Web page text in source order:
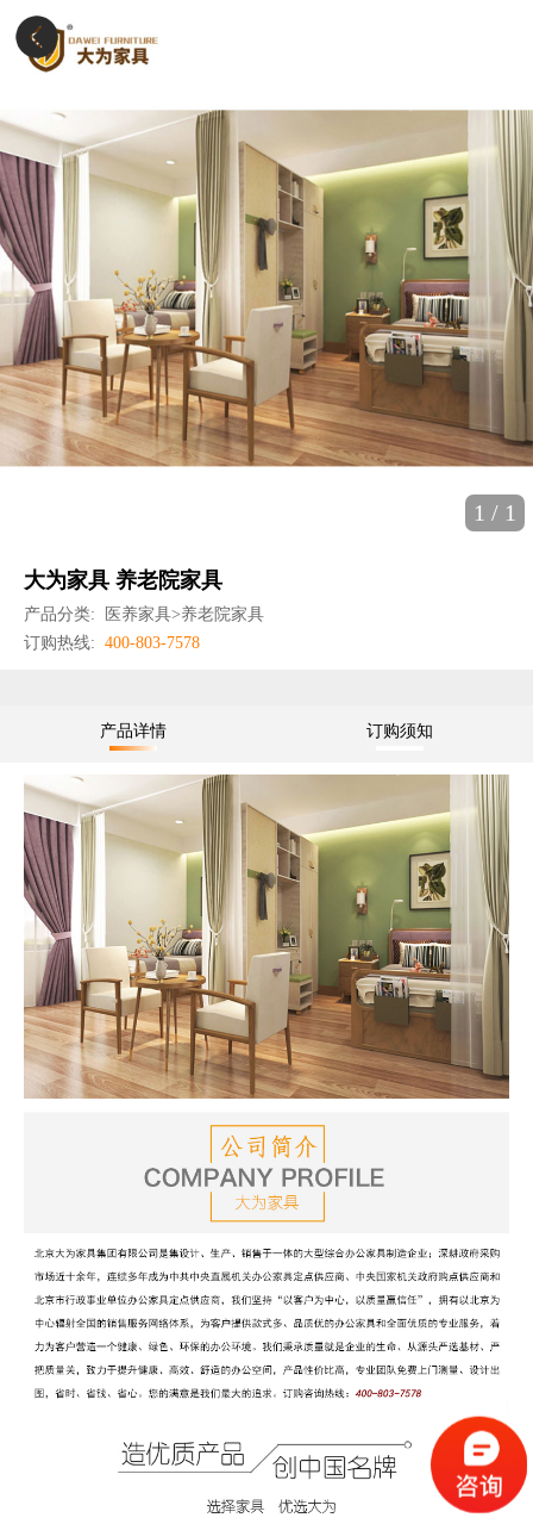
1 / 1
大为家具 养老院家具
产品分类:
医养家具>养老院家具
订购热线: 400-803-7578
产品详情 订购须知